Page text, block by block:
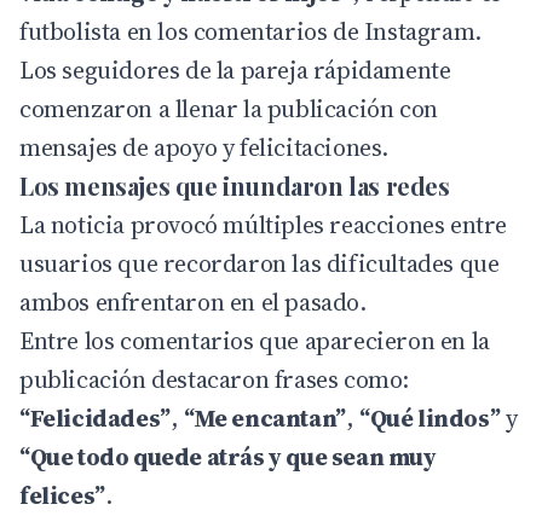
futbolista en los comentarios de Instagram.
Los seguidores de la pareja rápidamente
comenzaron a llenar la publicación con
mensajes de apoyo y felicitaciones.
Los mensajes que inundaron las redes
La noticia provocó múltiples reacciones entre
usuarios que recordaron las dificultades que
ambos enfrentaron en el pasado.
Entre los comentarios que aparecieron en la
publicación destacaron frases como:
“Felicidades”, “Me encantan”, “Qué lindos”y
“Que todo quede atrás y que sean muy
felices”.